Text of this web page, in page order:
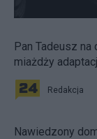
Pan Tadeusz na
miażdży
Redakcja
Nawiedzony